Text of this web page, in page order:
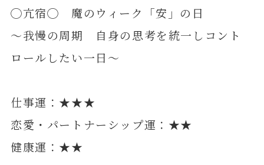
◯亢宿◯ 魔のウィーク「安」の日
～我慢の周期 自身の思考を統一しコント
ロールしたい一日～
仕事運：★★★
恋愛・パートナーシップ運：★★
健康運：★★